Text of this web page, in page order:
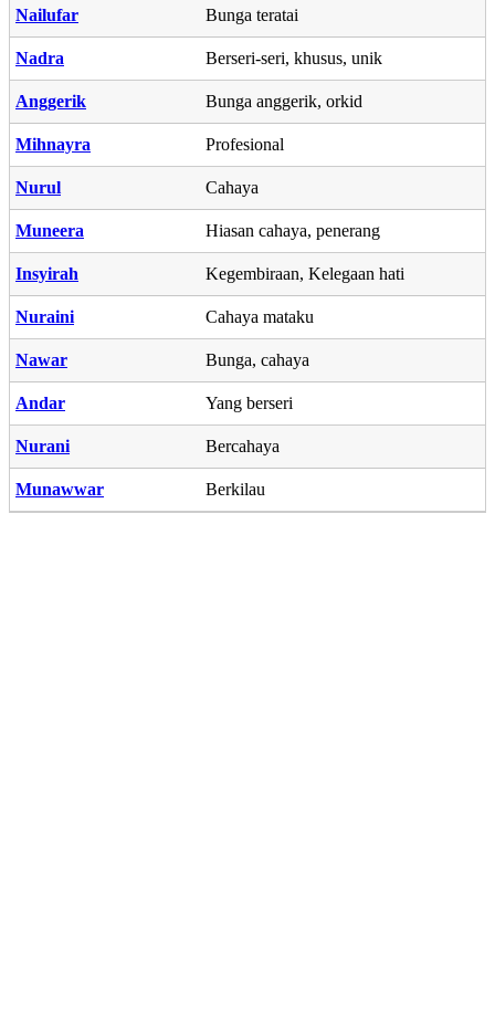
Nailufar Bunga teratai
Nadra Berseri-seri, khusus, unik
Anggerik Bunga anggerik, orkid
Mihnayra Profesional
Nurul Cahaya
Muneera Hiasan cahaya, penerang
Insyirah Kegembiraan, Kelegaan hati
Nuraini Cahaya mataku
Nawar Bunga, cahaya
Andar Yang berseri
Nurani Bercahaya
Munawwar Berkilau